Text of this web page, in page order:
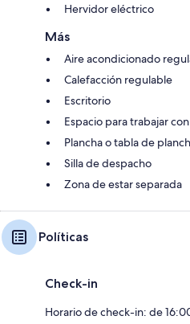
Hervidor eléctrico
Más
Aire acondicionado
Calefacción regulable
Escritorio
Espacio para trabajar
Plancha o tabla de
Silla de despacho
Zona de estar separada
Políticas
Check-in
Horario de check-in: de